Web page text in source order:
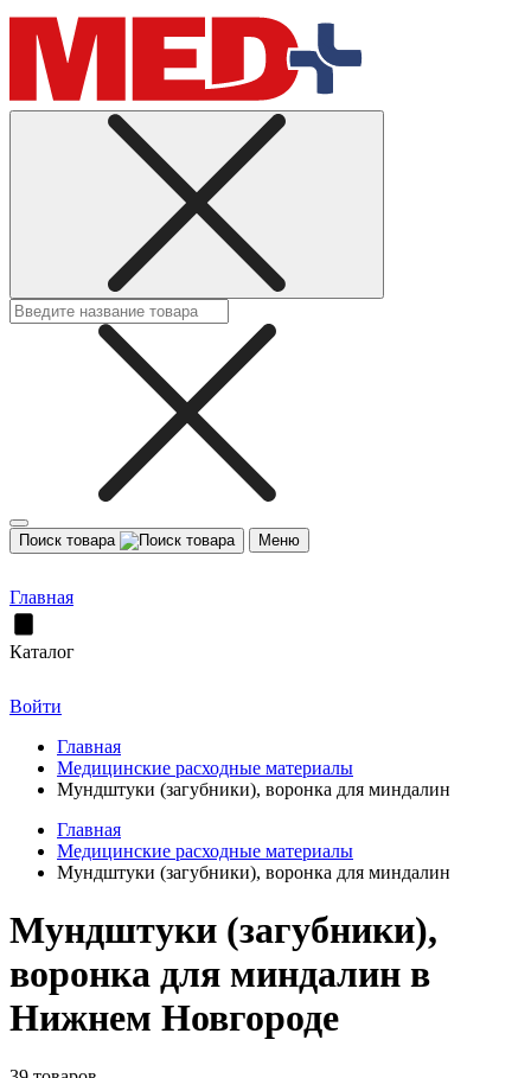
Поиск товара Меню
Главная
Каталог
Войти
Главная
Медицинские расходные материалы
Мундштуки (загубники), воронка для миндалин
Главная
Медицинские расходные материалы
Мундштуки (загубники), воронка для миндалин
Мундштуки (загубники),
воронка для миндалин в
Нижнем Новгороде